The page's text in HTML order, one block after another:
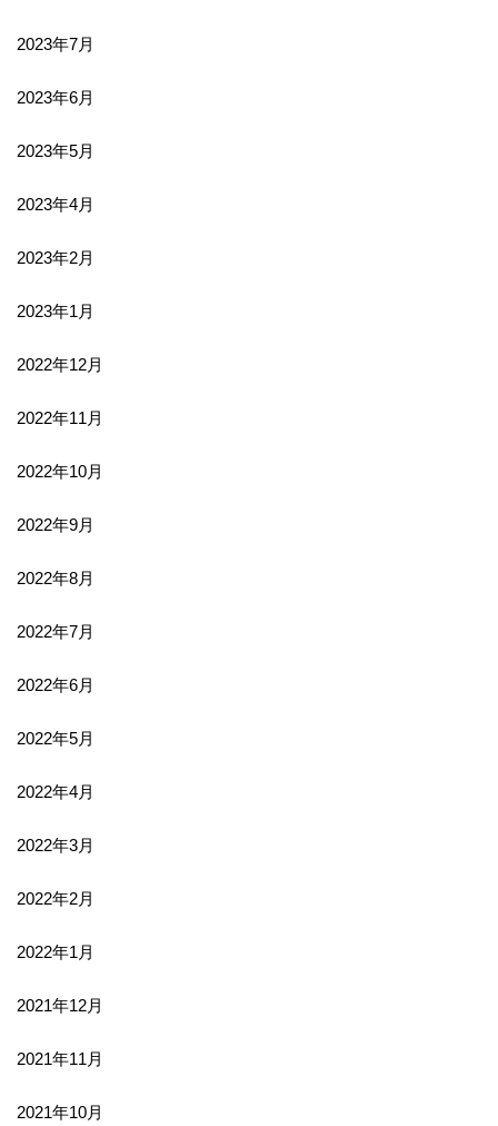
2023年7月
2023年6月
2023年5月
2023年4月
2023年2月
2023年1月
2022年12月
2022年11月
2022年10月
2022年9月
2022年8月
2022年7月
2022年6月
2022年5月
2022年4月
2022年3月
2022年2月
2022年1月
2021年12月
2021年11月
2021年10月